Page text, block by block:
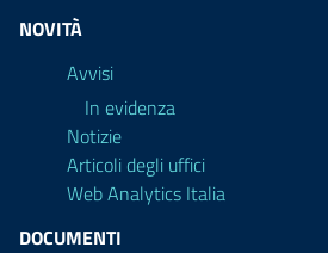
NOVITÀ
Avvisi
In evidenza
Notizie
Articoli degli uffici
Web Analytics Italia
DOCUMENTI